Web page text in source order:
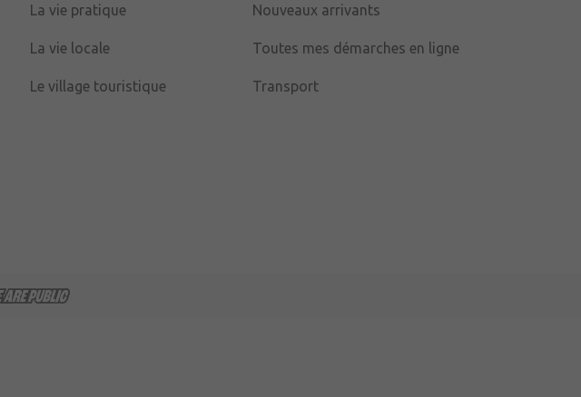
La vie pratique
La vie locale
Le village touristique
Nouveaux arrivants
Toutes mes démarches en ligne
Transport